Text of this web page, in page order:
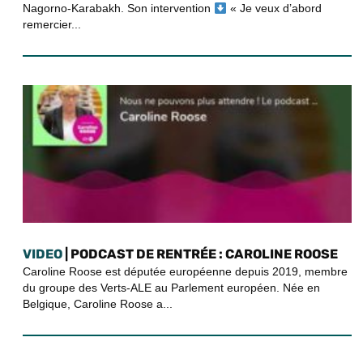
Nagorno-Karabakh. Son intervention
« Je veux d’abord
remercier...
VIDEO | PODCAST DE RENTRÉE : CAROLINE ROOSE
Caroline Roose est députée européenne depuis 2019, membre
du groupe des Verts-ALE au Parlement européen. Née en
Belgique, Caroline Roose a...